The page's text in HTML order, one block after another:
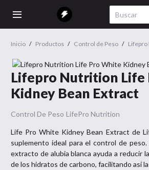
Inicio / Productos / Control de Peso / Lifepro
Lifepro Nutrition Life
Kidney Bean Extract
Control De Peso LifePro Nutrition
Life Pro White Kidney Bean Extract de
suplemento ideal para el control de
extracto de alubia blanca ayuda a reducir
de los hidratos de carbono, facilitando así